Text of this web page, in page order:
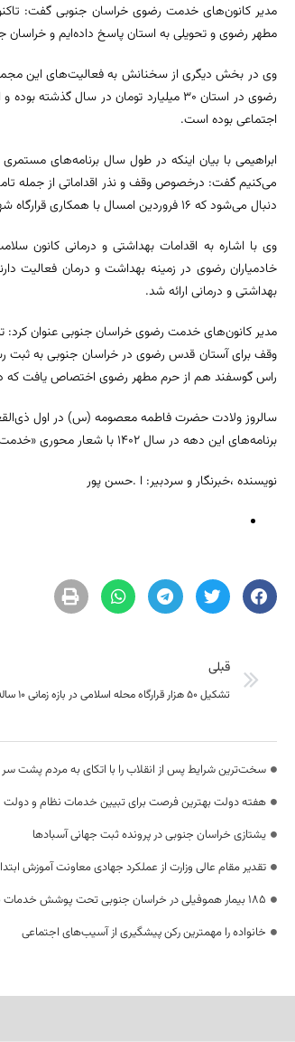
مدیر کانون‌های خدمت رضوی خراسان‌ جنوبی گفت:
مطهر رضوی و تحویلی به استان پاسخ داده‌ایم و
رضوی در استان ۳۰ میلیارد تومان در سال
اجتماعی بوده است.
ابراهیمی با بیان اینکه در طول سال برنامه‌های
می‌کنیم گفت: درخصوص وقف و نذر اقداماتی از جمله
دنبال می‌شود که ۱۶ فروردین امسال با همکاری قرارگاه شهید ناصری، ۱۰۰ سری جهیزیه را در سطح استان توزیع کردیم.
وی با اشاره به اقدامات بهداشتی و درمانی
بهداشتی و درمانی ارائه شد.
مدیر کانون‌های خدمت رضوی خراسان‌ جنوبی عنوان
راس گوسفند هم از حرم مطهر رضوی اختصاص یافت که
برنامه‌های این دهه در سال ۱۴۰۲ با شعار محوری «خدمت کریمانه؛ همدلی، امیدآفرینی» تا دهم خرداد ادامه دارد.
نویسنده ،خبرنگار و سردبیر: ا .حسن پور
قبلی
سخت‌ترین شرایط پس از انقلاب را با اتکای به مردم پشت
هفته دولت بهترین فرصت برای تبیین خدمات نظام و دولت
یشتازی خراسان جنوبی در پرونده ثبت جهانی آسبادها
تقدیر مقام عالی وزارت از عملکرد جهادی معاونت آموزش ابتدایی خراسان جنوبی/ ۴۶۰۰
۱۸۵ بیمار هموفیلی در خراسان جنوبی تحت پوشش خدمات بیمه سلامت قرار دارند
خانواده را مهمترین رکن پیشگیری از آسیب‌های اجتماعی